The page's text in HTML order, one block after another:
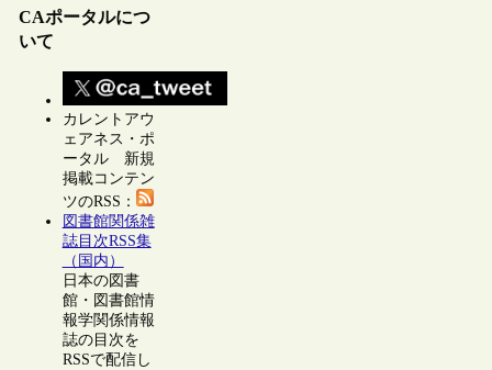
CAポータルにつ
いて
カレントアウ
ェアネス・ポ
ータル 新規
掲載コンテン
ツのRSS：
図書館関係雑
誌目次RSS集
（国内）
日本の図書
館・図書館情
報学関係情報
誌の目次を
RSSで配信し